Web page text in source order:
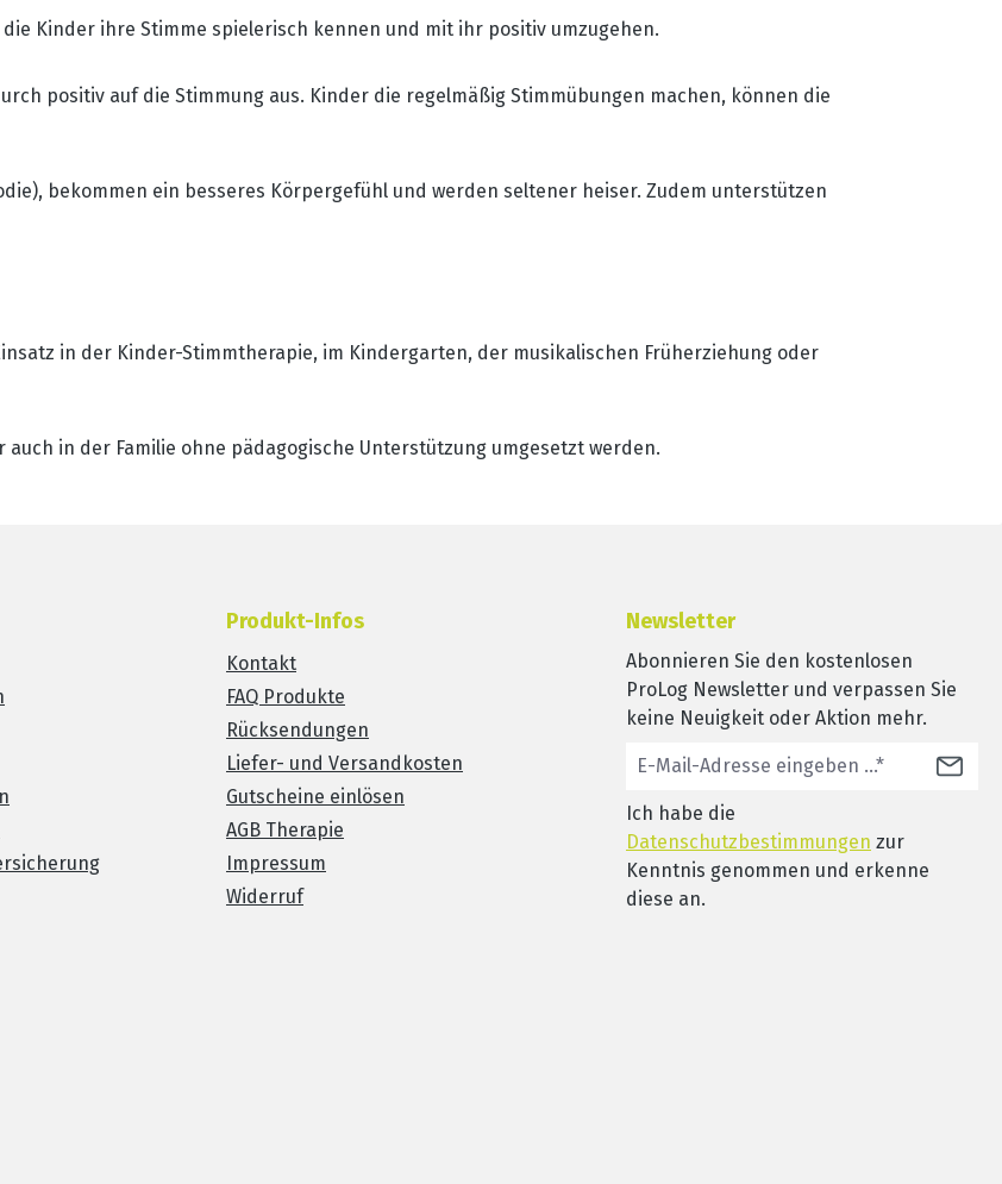
Kinder ihre Stimme spielerisch kennen und mit ihr positiv umzugehen.
positiv auf die Stimmung aus. Kinder die regelmäßig Stimmübungen machen, können die
bekommen ein besseres Körpergefühl und werden seltener heiser. Zudem unterstützen
in der Kinder-Stimmtherapie, im Kindergarten, der musikalischen Früherziehung oder
in der Familie ohne pädagogische Unterstützung umgesetzt werden.
Produkt-Infos
Kontakt
FAQ Produkte
Rücksendungen
Liefer- und Versandkosten
Gutscheine einlösen
AGB Therapie
Impressum
Widerruf
Newsletter
Abonnieren Sie den kostenlosen
ProLog Newsletter und verpassen Sie
keine Neuigkeit oder Aktion mehr.
Ich habe die
Datenschutzbestimmungen zur
Kenntnis genommen und erkenne
diese an.